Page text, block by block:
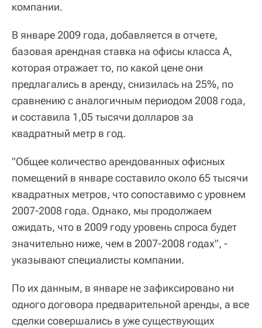
компании.
В январе 2009 года, добавляется в отчете,
базовая арендная ставка на офисы класса А,
которая отражает то, по какой цене они
предлагались в аренду, снизилась на 25%, по
сравнению с аналогичным периодом 2008 года,
и составила 1,05 тысячи долларов за
квадратный метр в год.
"Общее количество арендованных офисных
помещений в январе составило около 65 тысячи
квадратных метров, что сопоставимо с уровнем
2007-2008 года. Однако, мы продолжаем
ожидать, что в 2009 году уровень спроса будет
значительно ниже, чем в 2007-2008 годах", -
указывают специалисты компании.
По их данным, в январе не зафиксировано ни
одного договора предварительной аренды, а все
сделки совершались в уже существующих